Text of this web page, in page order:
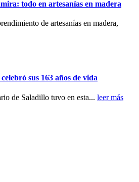
todo en artesanías en madera
de artesanías en madera,
sus 163 años de vida
de Saladillo tuvo en esta... leer más